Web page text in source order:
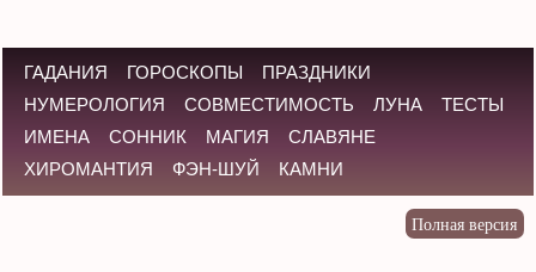
ГАДАНИЯ ГОРОСКОПЫ
ПРАЗДНИКИ
НУМЕРОЛОГИЯ
СОВМЕСТИМОСТЬ ЛУНА
ТЕСТЫ
ИМЕНА
СОННИК МАГИЯ
СЛАВЯНЕ
ХИРОМАНТИЯ
ФЭН-ШУЙ КАМНИ